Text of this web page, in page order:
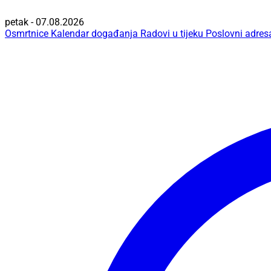
petak - 07.08.2026
Osmrtnice Kalendar događanja Radovi u tijeku Poslovni